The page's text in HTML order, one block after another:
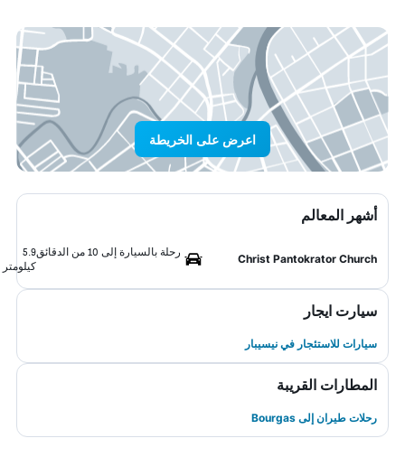
اعرض على الخريطة
أشهر المعالم
Christ Pantokrator Church
رحلة بالسيارة إلى 10 من الدقائق
5.9
كيلومتر
سيارت ايجار
سيارات للاستئجار في نيسيبار
المطارات القريبة
رحلات طيران إلى Bourgas